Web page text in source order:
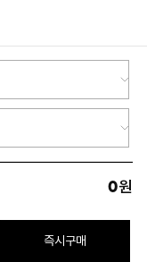
0원
즉시구매